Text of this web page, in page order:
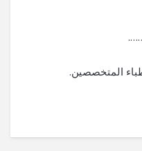
المتخصصين.